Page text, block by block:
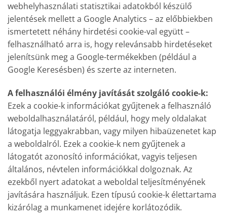
webhelyhasználati statisztikai adatokból készülő
jelentések mellett a Google Analytics – az előbbiekben
ismertetett néhány hirdetési cookie-val együtt –
felhasználható arra is, hogy relevánsabb hirdetéseket
jelenítsünk meg a Google-termékekben (például a
Google Keresésben) és szerte az interneten.
A felhasználói élmény javítását szolgáló cookie-k:
Ezek a cookie-k információkat gyűjtenek a felhasználó
weboldalhasználatáról, például, hogy mely oldalakat
látogatja leggyakrabban, vagy milyen hibaüzenetet kap
a weboldalról. Ezek a cookie-k nem gyűjtenek a
látogatót azonosító információkat, vagyis teljesen
általános, névtelen információkkal dolgoznak. Az
ezekből nyert adatokat a weboldal teljesítményének
javítására használjuk. Ezen típusú cookie-k élettartama
kizárólag a munkamenet idejére korlátozódik.